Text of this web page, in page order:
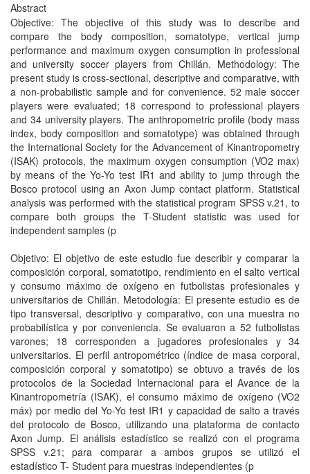
Abstract
Objective: The objective of this study was to describe and
compare the body composition, somatotype, vertical jump
performance and maximum oxygen consumption in professional
and university soccer players from Chillán. Methodology: The
present study is cross-sectional, descriptive and comparative, with
a non-probabilistic sample and for convenience. 52 male soccer
players were evaluated; 18 correspond to professional players
and 34 university players. The anthropometric profile (body mass
index, body composition and somatotype) was obtained through
the International Society for the Advancement of Kinantropometry
(ISAK) protocols, the maximum oxygen consumption (VO2 max)
by means of the Yo-Yo test IR1 and ability to jump through the
Bosco protocol using an Axon Jump contact platform. Statistical
analysis was performed with the statistical program SPSS v.21, to
compare both groups the T-Student statistic was used for
independent samples (p
Objetivo: El objetivo de este estudio fue describir y comparar la
composición corporal, somatotipo, rendimiento en el salto vertical
y consumo máximo de oxígeno en futbolistas profesionales y
universitarios de Chillán. Metodología: El presente estudio es de
tipo transversal, descriptivo y comparativo, con una muestra no
probabilística y por conveniencia. Se evaluaron a 52 futbolistas
varones; 18 corresponden a jugadores profesionales y 34
universitarios. El perfil antropométrico (índice de masa corporal,
composición corporal y somatotipo) se obtuvo a través de los
protocolos de la Sociedad Internacional para el Avance de la
Kinantropometría (ISAK), el consumo máximo de oxígeno (VO2
máx) por medio del Yo-Yo test IR1 y capacidad de salto a través
del protocolo de Bosco, utilizando una plataforma de contacto
Axon Jump. El análisis estadístico se realizó con el programa
SPSS v.21; para comparar a ambos grupos se utilizó el
estadístico T- Student para muestras independientes (p